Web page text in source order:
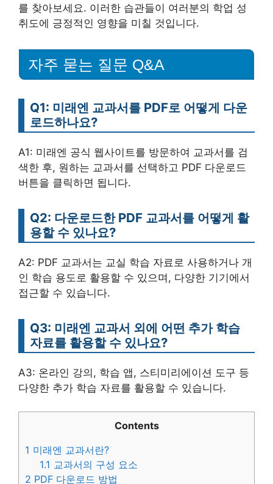
를 찾아보세요. 이러한 습관들이 여러분의 학업 성
취도에 긍정적인 영향을 미칠 것입니다.
자주 묻는 질문 Q&A
Q1: 미래엔 교과서를 PDF로 어떻게 다운
로드하나요?
A1: 미래엔 공식 웹사이트를 방문하여 교과서를 검
색한 후, 원하는 교과서를 선택하고 PDF 다운로드
버튼을 클릭하면 됩니다.
Q2: 다운로드한 PDF 교과서를 어떻게 활
용할 수 있나요?
A2: PDF 교과서는 교실 학습 자료로 사용하거나 개
인 학습 용도로 활용할 수 있으며, 다양한 기기에서
접근할 수 있습니다.
Q3: 미래엔 교과서 외에 어떤 추가 학습
자료를 활용할 수 있나요?
A3: 온라인 강의, 학습 앱, 스티미리에이션 도구 등
다양한 추가 학습 자료를 활용할 수 있습니다.
Contents
1 미래엔 교과서란?
1.1 교과서의 구성 요소
2 PDF 다운로드 방법